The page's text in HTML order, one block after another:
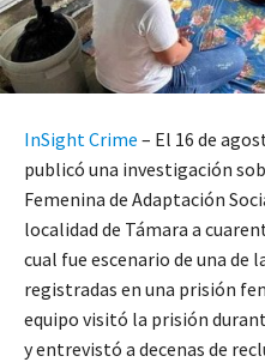
InSight Crime – El 16 de
publicó una investigación
Femenina de Adaptación
localidad de Támara a
cual fue escenario de una de
registradas en una prisión
equipo visitó la prisión
y entrevistó a decenas de